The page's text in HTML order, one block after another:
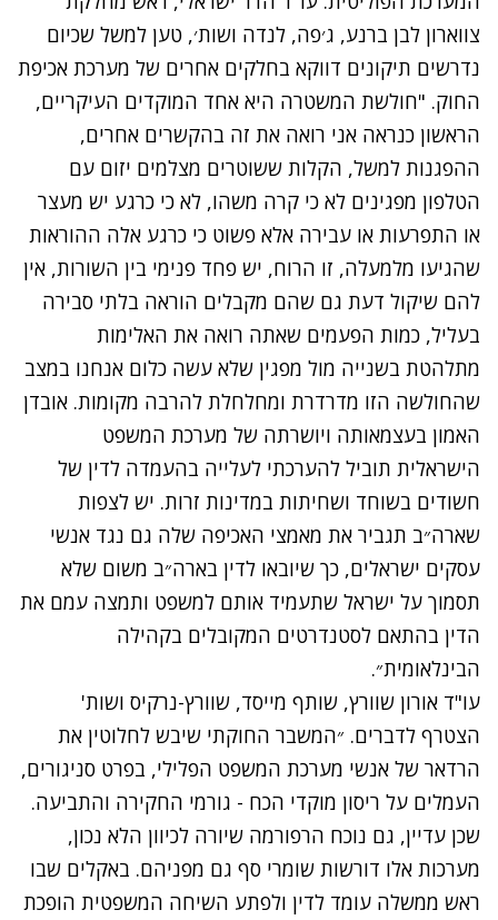
צווארון לבן ברנע, ג׳פה, לנדה ושות׳, טען למשל שכיום
נדרשים תיקונים דווקא בחלקים אחרים של מערכת אכיפת
החוק. "חולשת המשטרה היא אחד המוקדים העיקריים,
הראשון כנראה אני רואה את זה בהקשרים אחרים,
ההפגנות למשל, הקלות ששוטרים מצלמים יזום עם
הטלפון מפגינים לא כי קרה משהו, לא כי כרגע יש מעצר
או התפרעות או עבירה אלא פשוט כי כרגע אלה ההוראות
שהגיעו מלמעלה, זו הרוח, יש פחד פנימי בין השורות, אין
להם שיקול דעת גם שהם מקבלים הוראה בלתי סבירה
בעליל, כמות הפעמים שאתה רואה את האלימות
מתלהטת בשנייה מול מפגין שלא עשה כלום אנחנו במצב
שהחולשה הזו מדרדרת ומחלחלת להרבה מקומות. אובדן
האמון בעצמאותה ויושרתה של מערכת המשפט
הישראלית תוביל להערכתי לעלייה בהעמדה לדין של
חשודים בשוחד ושחיתות במדינות זרות. יש לצפות
שארה״ב תגביר את מאמצי האכיפה שלה גם נגד אנשי
עסקים ישראלים, כך שיובאו לדין בארה״ב משום שלא
תסמוך על ישראל שתעמיד אותם למשפט ותמצה עמם את
הדין בהתאם לסטנדרטים המקובלים בקהילה
הבינלאומית״.
עו"ד אורון שוורץ, שותף מייסד, שוורץ-נרקיס ושות'
הצטרף לדברים. ״המשבר החוקתי שיבש לחלוטין את
הרדאר של אנשי מערכת המשפט הפלילי, בפרט סניגורים,
העמלים על ריסון מוקדי הכח - גורמי החקירה והתביעה.
שכן עדיין, גם נוכח הרפורמה שיורה לכיוון הלא נכון,
מערכות אלו דורשות שומרי סף גם מפניהם. באקלים שבו
ראש ממשלה עומד לדין ולפתע השיחה המשפטית הופכת